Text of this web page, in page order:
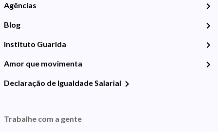
Agências
Blog
Instituto Guarida
Amor que movimenta
Declaração de Igualdade Salarial
Trabalhe com a gente